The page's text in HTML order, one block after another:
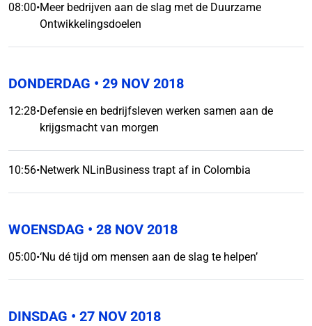
08:00•Meer bedrijven aan de slag met de Duurzame
Ontwikkelingsdoelen
DONDERDAG • 29 NOV 2018
12:28•Defensie en bedrijfsleven werken samen aan de
krijgsmacht van morgen
10:56•Netwerk NLinBusiness trapt af in Colombia
WOENSDAG • 28 NOV 2018
05:00•‘Nu dé tijd om mensen aan de slag te helpen’
DINSDAG • 27 NOV 2018